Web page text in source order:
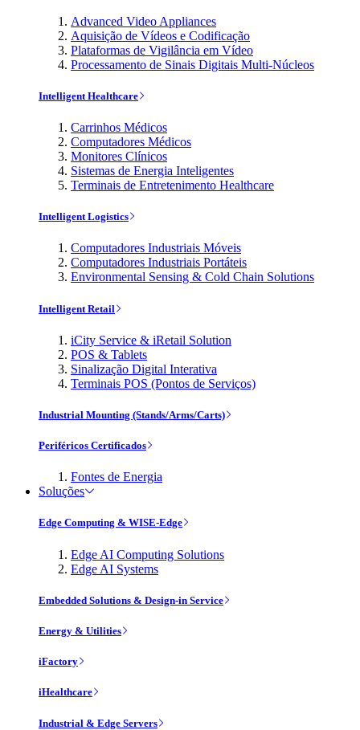
Advanced Video Appliances
Aquisição de Vídeos e Codificação
Plataformas de Vigilância em Vídeo
Processamento de Sinais Digitais Multi-Núcleos
Intelligent Healthcare
Carrinhos Médicos
Computadores Médicos
Monitores Clínicos
Sistemas de Energia Inteligentes
Terminais de Entretenimento Healthcare
Intelligent Logistics
Computadores Industriais Móveis
Computadores Industriais Portáteis
Environmental Sensing & Cold Chain Solutions
Intelligent Retail
iCity Service & iRetail Solution
POS & Tablets
Sinalização Digital Interativa
Terminais POS (Pontos de Serviços)
Industrial Mounting (Stands/Arms/Carts)
Periféricos Certificados
Fontes de Energia
Soluções
Edge Computing & WISE-Edge
Edge AI Computing Solutions
Edge AI Systems
Embedded Solutions & Design-in Service
Energy & Utilities
iFactory
iHealthcare
Industrial & Edge Servers